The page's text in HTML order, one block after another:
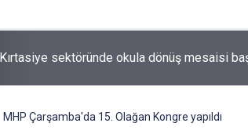
Kırtasiye sektöründe okula dönüş mesaisi
MHP Çarşamba'da 15. Olağan Kongre yapıldı